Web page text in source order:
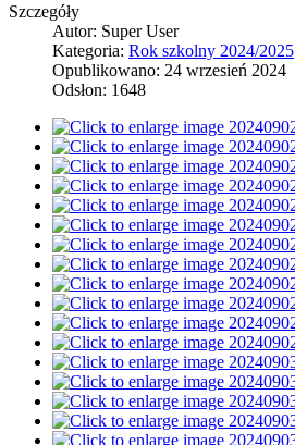
Szczegóły
Autor: Super User
Kategoria: Rok szkolny 2024/2025
Opublikowano: 24 wrzesień 2024
Odsłon: 1648